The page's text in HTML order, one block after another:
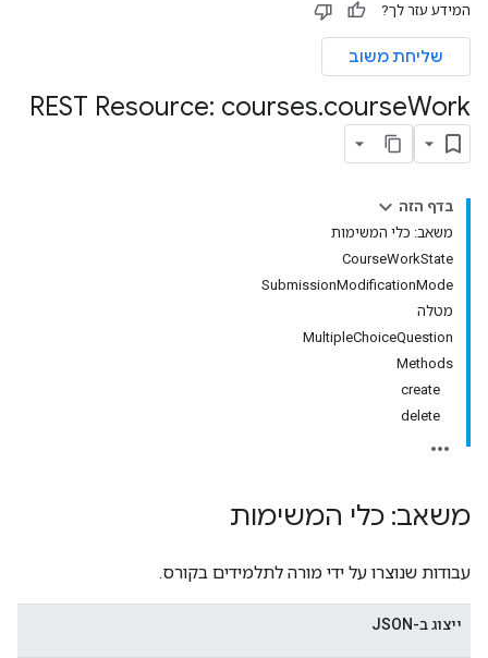
המידע עזר לך?
שליחת משוב
REST Resource: courses.courseWork
בדף הזה
משאב: כלי המשימות
CourseWorkState
SubmissionModificationMode
מטלה
MultipleChoiceQuestion
Methods
create
delete
משאב: כלי המשימות
עבודות שנוצרו על ידי מורה לתלמידים בקורס.
ייצוג ב-JSON